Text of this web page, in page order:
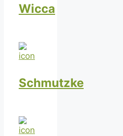
Wicca
Schmutzke